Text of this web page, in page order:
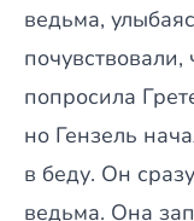
ведьма,
почувствовали,
попросила
но Гензель
в беду. Он
ведьма. Она